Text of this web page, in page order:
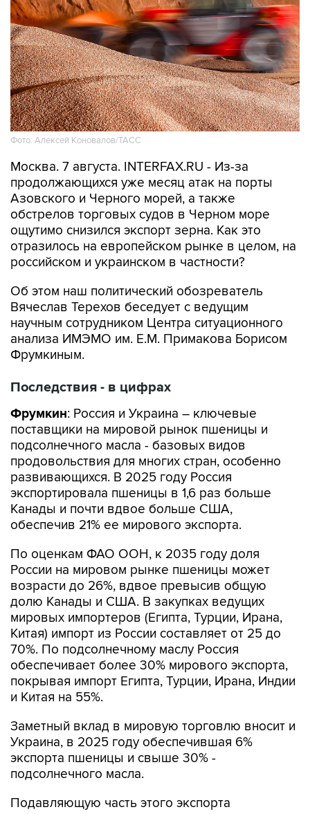
Фото: Алексей Коновалов/ТАСС
Москва. 7 августа. INTERFAX.RU - Из-за
продолжающихся уже месяц атак на порты
Азовского и Черного морей, а также
обстрелов торговых судов в Черном море
ощутимо снизился экспорт зерна. Как это
отразилось на европейском рынке в целом, на
российском и украинском в частности?
Об этом наш политический обозреватель
Вячеслав Терехов беседует с ведущим
научным сотрудником Центра ситуационного
анализа ИМЭМО им. Е.М. Примакова Борисом
Фрумкиным.
Последствия - в цифрах
Фрумкин: Россия и Украина – ключевые
поставщики на мировой рынок пшеницы и
подсолнечного масла - базовых видов
продовольствия для многих стран, особенно
развивающихся. В 2025 году Россия
экспортировала пшеницы в 1,6 раз больше
Канады и почти вдвое больше США,
обеспечив 21% ее мирового экспорта.
По оценкам ФАО ООН, к 2035 году доля
России на мировом рынке пшеницы может
возрасти до 26%, вдвое превысив общую
долю Канады и США. В закупках ведущих
мировых импортеров (Египта, Турции, Ирана,
Китая) импорт из России составляет от 25 до
70%. По подсолнечному маслу Россия
обеспечивает более 30% мирового экспорта,
покрывая импорт Египта, Турции, Ирана, Индии
и Китая на 55%.
Заметный вклад в мировую торговлю вносит и
Украина, в 2025 году обеспечившая 6%
экспорта пшеницы и свыше 30% -
подсолнечного масла.
Подавляющую часть этого экспорта